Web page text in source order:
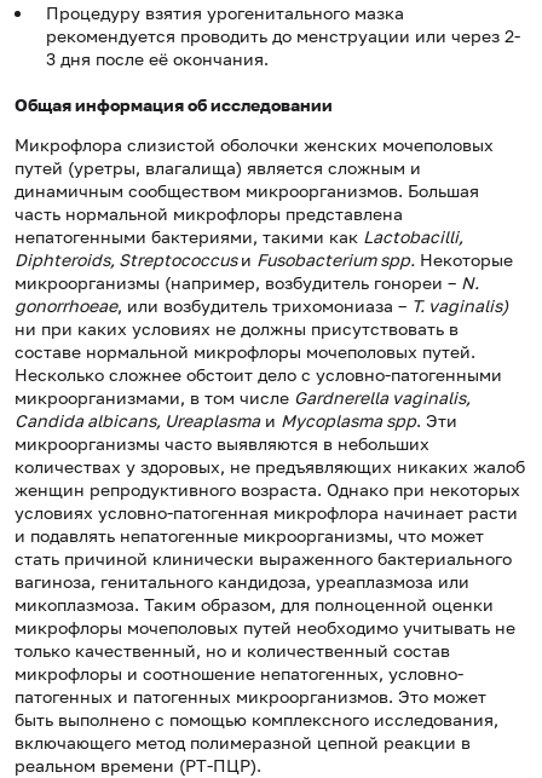
Процедуру взятия урогенитального мазка
рекомендуется проводить до менструации или через 2-
3 дня после её окончания.
Общая информация об исследовании
Микрофлора слизистой оболочки женских мочеполовых
путей (уретры, влагалища) является сложным и
динамичным сообществом микроорганизмов. Большая
часть нормальной микрофлоры представлена
непатогенными бактериями, такими как Lactobacilli,
Diphteroids, Streptococcusи Fusobacteriumspp. Некоторые
микроорганизмы (например, возбудитель гонореи – N.
gonorrhoeae, или возбудитель трихомониаза – T. vaginalis)
ни при каких условиях не должны присутствовать в
составе нормальной микрофлоры мочеполовых путей.
Несколько сложнее обстоит дело с условно-патогенными
микроорганизмами, в том числе Gardnerella vaginalis,
Candidaalbicans, Ureaplasmaи Mycoplasmaspp. Эти
микроорганизмы часто выявляются в небольших
количествах у здоровых, не предъявляющих никаких жалоб
женщин репродуктивного возраста. Однако при некоторых
условиях условно-патогенная микрофлора начинает расти
и подавлять непатогенные микроорганизмы, что может
стать причиной клинически выраженного бактериального
вагиноза, генитального кандидоза, уреаплазмоза или
микоплазмоза. Таким образом, для полноценной оценки
микрофлоры мочеполовых путей необходимо учитывать не
только качественный, но и количественный состав
микрофлоры и соотношение непатогенных, условно-
патогенных и патогенных микроорганизмов. Это может
быть выполнено с помощью комплексного исследования,
включающего метод полимеразной цепной реакции в
реальном времени (РТ-ПЦР).